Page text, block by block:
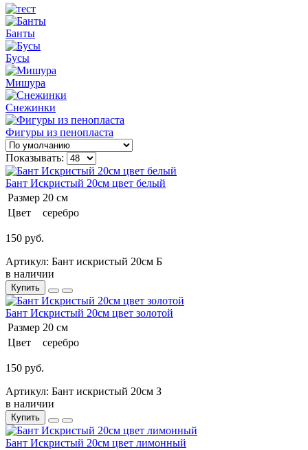
Банты
Бусы
Мишура
Снежинки
Фигуры из пенопласта
Показывать:
Бант Искристый 20см цвет белый
Размер 20 см
Цвет
серебро
150 руб.
Артикул: Бант искристый 20см Б
в наличии
Купить
Бант Искристый 20см цвет золотой
Размер 20 см
Цвет
серебро
150 руб.
Артикул: Бант искристый 20см З
в наличии
Купить
Бант Искристый 20см цвет лимонный